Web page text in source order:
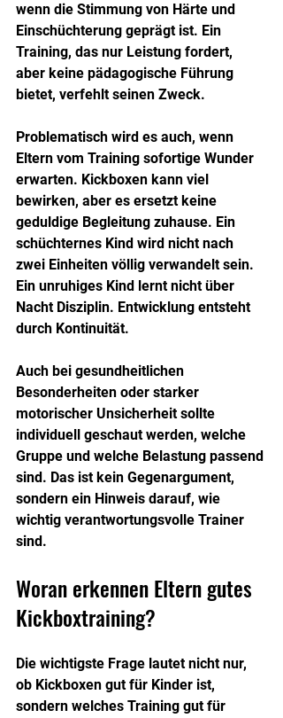
wenn die Stimmung von Härte und
Einschüchterung geprägt ist. Ein
Training, das nur Leistung fordert,
aber keine pädagogische Führung
bietet, verfehlt seinen Zweck.
Problematisch wird es auch, wenn
Eltern vom Training sofortige Wunder
erwarten. Kickboxen kann viel
bewirken, aber es ersetzt keine
geduldige Begleitung zuhause. Ein
schüchternes Kind wird nicht nach
zwei Einheiten völlig verwandelt sein.
Ein unruhiges Kind lernt nicht über
Nacht Disziplin. Entwicklung entsteht
durch Kontinuität.
Auch bei gesundheitlichen
Besonderheiten oder starker
motorischer Unsicherheit sollte
individuell geschaut werden, welche
Gruppe und welche Belastung passend
sind. Das ist kein Gegenargument,
sondern ein Hinweis darauf, wie
wichtig verantwortungsvolle Trainer
sind.
Woran erkennen Eltern gutes
Kickboxtraining?
Die wichtigste Frage lautet nicht nur,
ob Kickboxen gut für Kinder ist,
sondern welches Training gut für